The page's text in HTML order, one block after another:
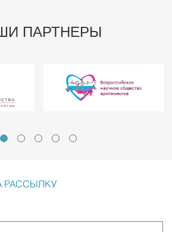
ПАРТНЕРЫ
РАССЫЛКУ